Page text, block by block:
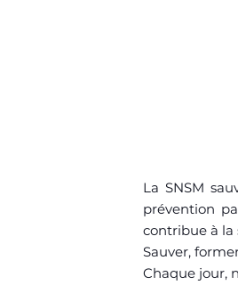
La SNSM
prévention
contribue à la
Sauver,
Chaque jour,